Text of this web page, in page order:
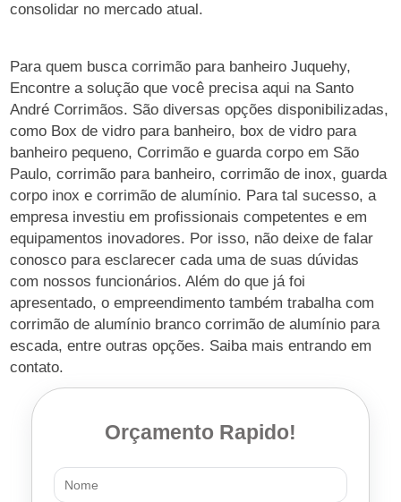
consolidar no mercado atual.
Para quem busca corrimão para banheiro Juquehy,
Encontre a solução que você precisa aqui na Santo
André Corrimãos. São diversas opções disponibilizadas,
como Box de vidro para banheiro, box de vidro para
banheiro pequeno, Corrimão e guarda corpo em São
Paulo, corrimão para banheiro, corrimão de inox, guarda
corpo inox e corrimão de alumínio. Para tal sucesso, a
empresa investiu em profissionais competentes e em
equipamentos inovadores. Por isso, não deixe de falar
conosco para esclarecer cada uma de suas dúvidas
com nossos funcionários. Além do que já foi
apresentado, o empreendimento também trabalha com
corrimão de alumínio branco corrimão de alumínio para
escada, entre outras opções. Saiba mais entrando em
contato.
Orçamento Rapido!